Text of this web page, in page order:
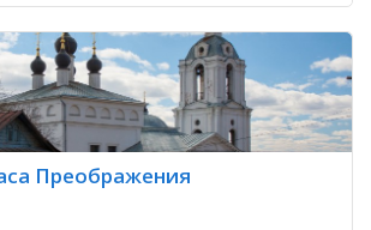
Преображения